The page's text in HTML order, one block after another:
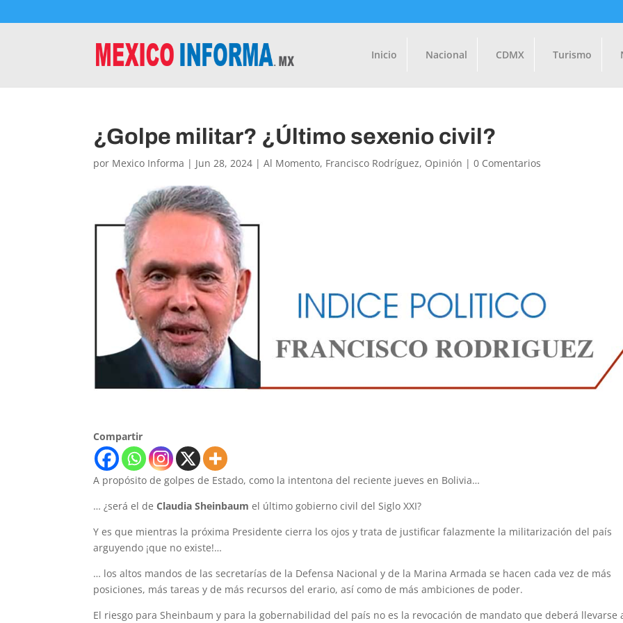
Inicio Nacional CDMX Turismo
¿Golpe militar? ¿Último sexenio civil?
por Mexico Informa | Jun 28, 2024 |Al Momento, Francisco Rodríguez, Opinión |0 Comentarios
Compartir
A propósito de golpes de Estado, como la intentona del reciente jueves en Bolivia…
… ¿será el deClaudia Sheinbaum el último gobierno civil del Siglo XXI?
Y es que mientras la próxima Presidente cierra los ojos y trata de justificar falazmente la militarización del país
arguyendo ¡que no existe!…
… los altos mandos de las secretarías de la Defensa Nacional y de la Marina Armada se hacen cada vez de más
posiciones, más tareas y de más recursos del erario, así como de más ambiciones de poder.
El riesgo para Sheinbaum y para la gobernabilidad del país no es la revocación de mandato que deberá llevarse